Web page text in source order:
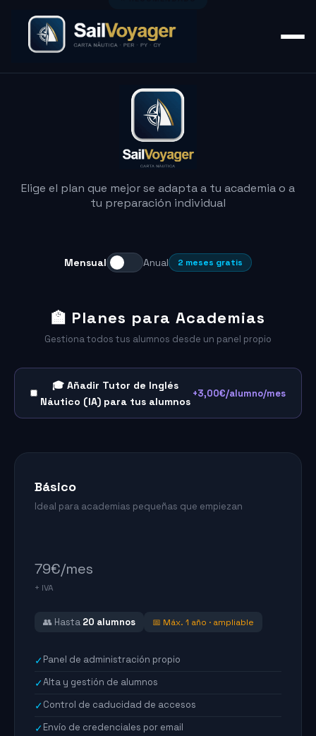
Elige el plan que mejor se adapta a tu academia o a
tu preparación individual
Mensual Anual 2 meses gratis
🏫 Planes para Academias
Gestiona todos tus alumnos desde un panel propio
🎓 Añadir Tutor de Inglés
Náutico (IA) para tus alumnos
+3,00€/alumno/mes
Básico
Ideal para academias pequeñas que empiezan
79€/mes
+ IVA
👥 Hasta 20 alumnos 📅 Máx. 1 año · ampliable
✓Panel de administración propio
✓Alta y gestión de alumnos
✓Control de caducidad de accesos
✓Envío de credenciales por email